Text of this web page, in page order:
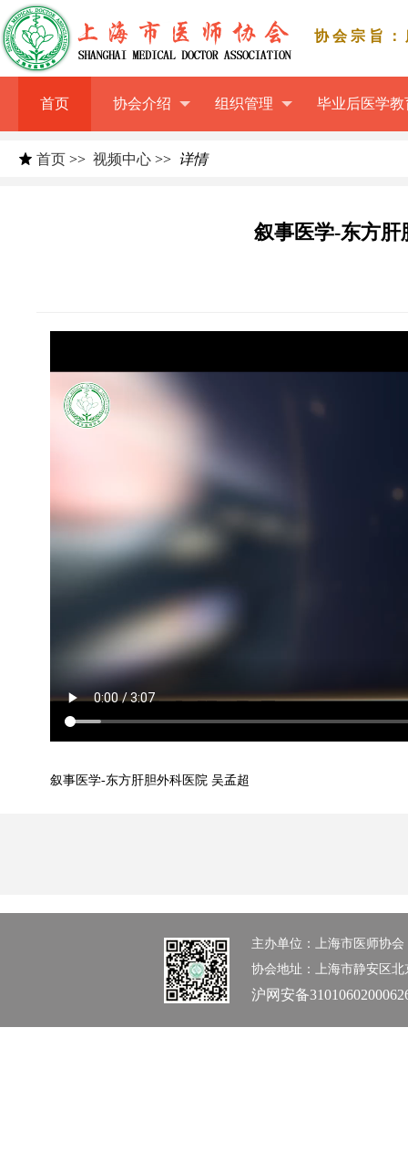
协会宗旨：
首页 协会介绍 组织管理 毕业后医学教
首页 >> 视频中心 >> 详情
叙事医学-东方肝
叙事医学-东方肝胆外科医院 吴孟超
主办单位：上海市医师协会
协会地址：上海市静安区北
沪网安备